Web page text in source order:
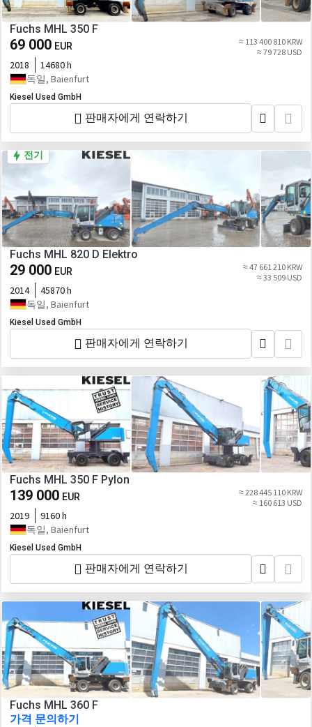
Fuchs MHL 350 F
69 000 EUR
≈ 113 400 810 KRW
≈ 79 728 USD
2018
14680 h
독일, Baienfurt
Kiesel Used GmbH
판매자에게 연락하기
전기
Fuchs MHL 820 D Elektro
29 000 EUR
≈ 47 661 210 KRW
≈ 33 509 USD
2014
45870 h
독일, Baienfurt
Kiesel Used GmbH
판매자에게 연락하기
Fuchs MHL 350 F Pylon
139 000 EUR
≈ 228 445 110 KRW
≈ 160 613 USD
2019
9160 h
독일, Baienfurt
Kiesel Used GmbH
판매자에게 연락하기
Fuchs MHL 360 F
가격 문의하기